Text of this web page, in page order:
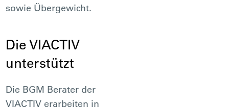
sowie Übergewicht.
Die VIACTIV
unterstützt
Die BGM Berater der
VIACTIV erarbeiten in